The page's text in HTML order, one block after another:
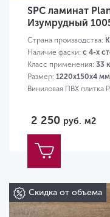
SPC ламинат
Изумрудный
Страна производства:
Наличие фаски: с 4-х
Класс применения: 33
Размер: 1220х150х4 мм
Виниловая ПВХ плитка
2 250 руб. м2
Скидка от объема